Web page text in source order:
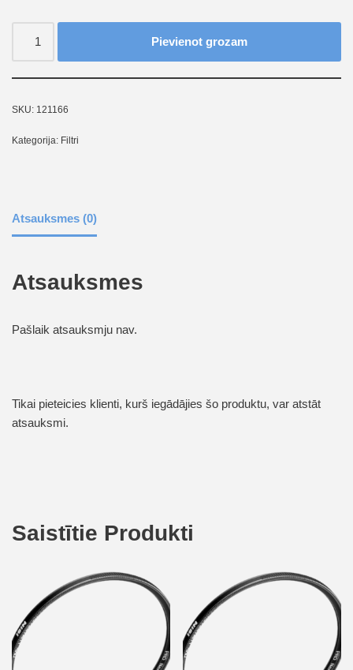
Pievienot grozam
SKU: 121166
Kategorija: Filtri
Atsauksmes (0)
Atsauksmes
Pašlaik atsauksmju nav.
Tikai pieteicies klienti, kurš iegādājies šo produktu, var atstāt
atsauksmi.
Saistītie Produkti